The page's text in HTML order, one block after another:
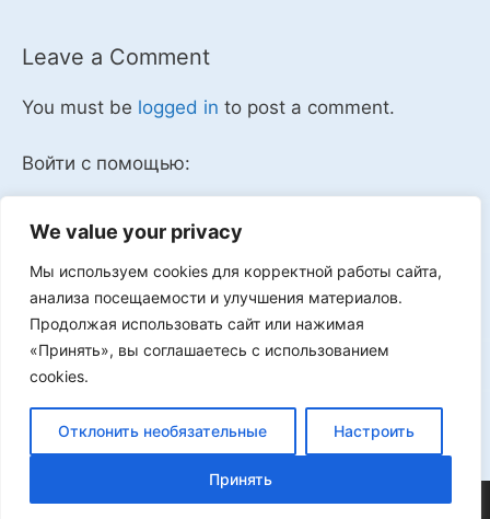
We value your privacy
Мы используем cookies для корректной работы сайта,
анализа посещаемости и улучшения материалов.
Продолжая использовать сайт или нажимая
«Принять», вы соглашаетесь с использованием
cookies.
Отклонить необязательные Настроить
Принять
Leave a Comment
You must be logged in to post a comment.
Войти с помощью:
Мы в VK
Реклама
©2026 FLProg